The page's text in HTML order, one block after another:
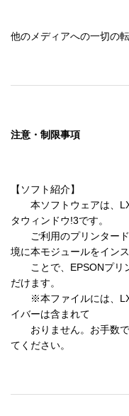
他のメディアへの一切の
注意・制限事項
【ソフト紹介】
本ソフトウェアは、
タウィンドウ!3です。
ご利用のプリンタード
境に本モジュールをイン
ことで、EPSONプリ
だけます。
※本ファイルには、LX-
イバーは含まれて
おりません。お手数で
てください。